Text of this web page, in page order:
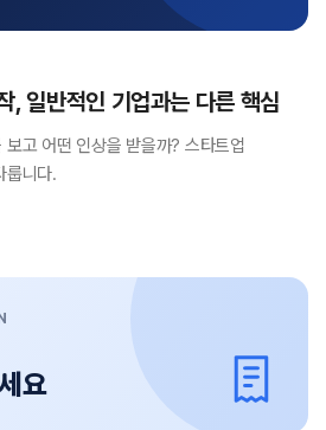
, 일반적인 기업과는 다른 핵심
고 어떤 인상을 받을까? 스타트업
룹니다.
요